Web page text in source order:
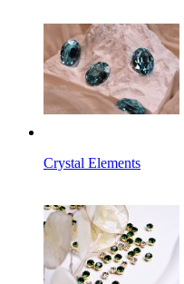
Crystal Elements